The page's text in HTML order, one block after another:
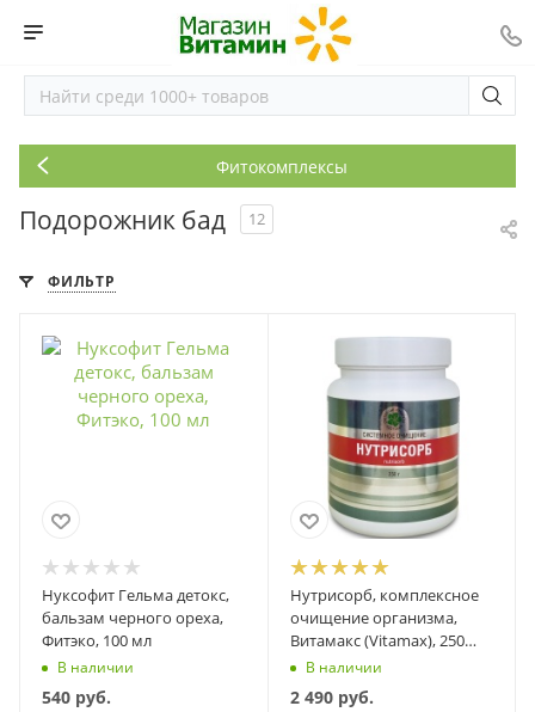
Фитокомплексы
Подорожник бад 12
ФИЛЬТР
Нуксофит Гельма детокс,
бальзам черного ореха,
Фитэко, 100 мл
В наличии
540 руб.
Нутрисорб, комплексное
очищение организма,
Витамакс (Vitamax), 250
грамм
В наличии
2 490руб.